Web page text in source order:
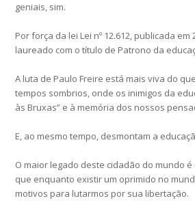
geniais, sim.
Por força da lei Lei nº 12.612, publicada
laureado com o título de Patrono da
A luta de Paulo Freire está mais viva do
tempos sombrios, onde os inimigos da
às Bruxas” e à memória dos nossos
E, ao mesmo tempo, desmontam a
O maior legado deste cidadão do mundo
que enquanto existir um oprimido no
motivos para lutarmos por sua libertação.